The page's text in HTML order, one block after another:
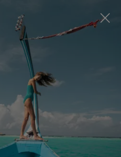
to enhance your experience
and more comfortable.
RÉSERVEZ MAINTENANT
ANNULATION GRATUITE